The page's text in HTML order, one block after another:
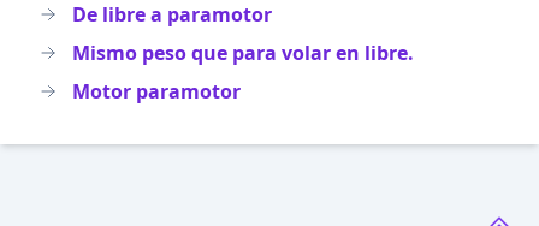
De libre a paramotor
Mismo peso que para volar en libre.
Motor paramotor